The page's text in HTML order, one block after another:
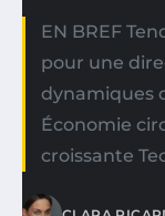
EN BREF
pour une
dynamiques
Économie
croissante